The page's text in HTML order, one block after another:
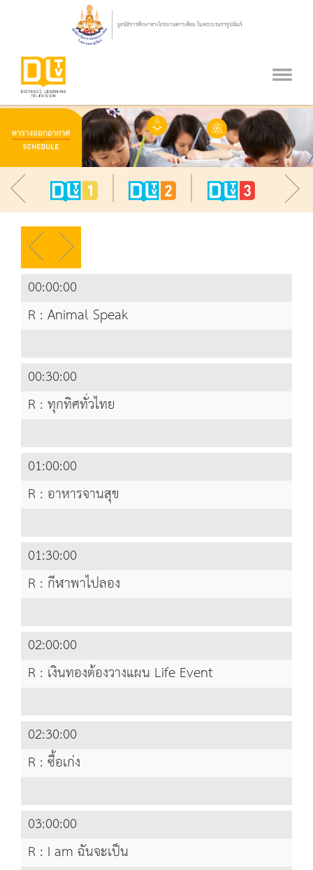
00:00:00
R : Animal Speak
00:30:00
R : ทุกทิศทั่วไทย
01:00:00
R : อาหารจานสุข
01:30:00
R : กีฬาพาไปลอง
02:00:00
R : เงินทองต้องวางแผน Life Event
02:30:00
R : ซื้อเก่ง
03:00:00
R : I am ฉันจะเป็น